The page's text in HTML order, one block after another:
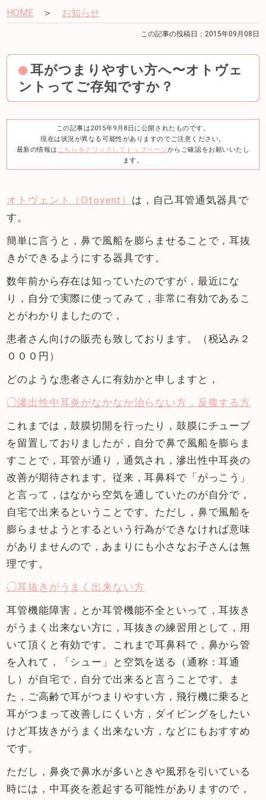
HOME ＞ お知らせ
この記事の投稿日：2015年09月08日
耳がつまりやすい方へ〜オトヴェ
ントってご存知ですか？
この記事は2015年9月8日に公開されたものです。
現在は状況が異なる可能性がありますのでご注意ください。
最新の情報は こちらをクリックしてトップページからご確認をお願いいたし
ます。
オトヴェント（Otovent） は，自己耳管通気器具で
す。
簡単に言うと，鼻で風船を膨らませることで，耳抜
きができるようにする器具です。
数年前から存在は知っていたのですが，最近にな
り，自分で実際に使ってみて，非常に有効であるこ
とがわかりましたので，
患者さん向けの販売も致しております。（税込み２
０００円）
どのような患者さんに有効かと申しますと，
◯滲出性中耳炎がなかなか治らない方，反復する方
これまでは，鼓膜切開を行ったり，鼓膜にチューブ
を留置しておりましたが，自分で鼻で風船を膨らま
すことで，耳管が通り，通気され，滲出性中耳炎の
改善が期待されます。従来，耳鼻科で「がっこう」
と言って，はなから空気を通していたのが自分で，
自宅で出来るということです。ただし，鼻で風船を
膨らませようとするという行為ができなければ意味
がありませんので，あまりにも小さなお子さんは無
理です。
◯耳抜きがうまく出来ない方
耳管機能障害，とか耳管機能不全といって，耳抜き
がうまく出来ない方に，耳抜きの練習用として，用
いて頂くと有効です。これまで耳鼻科で，鼻から管
を入れて，「シュー」と空気を送る（通称：耳通
し）が自宅で，自分で出来ると言うことです。ま
た，ご高齢で耳がつまりやすい方，飛行機に乗ると
耳がつまって改善しにくい方，ダイビングをしたい
けど耳抜きがうまく出来ない方，などにもおすすめ
です。
ただし，鼻炎で鼻水が多いときや風邪を引いている
時には，中耳炎を惹起する可能性がありますので，